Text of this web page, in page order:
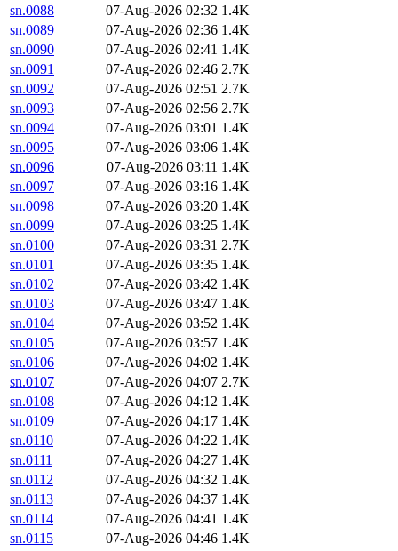
sn.0088
07-Aug-2026 02:32 1.4K
sn.0089
07-Aug-2026 02:36 1.4K
sn.0090
07-Aug-2026 02:41 1.4K
sn.0091
07-Aug-2026 02:46 2.7K
sn.0092
07-Aug-2026 02:51 2.7K
sn.0093
07-Aug-2026 02:56 2.7K
sn.0094
07-Aug-2026 03:01 1.4K
sn.0095
07-Aug-2026 03:06 1.4K
sn.0096
07-Aug-2026 03:11 1.4K
sn.0097
07-Aug-2026 03:16 1.4K
sn.0098
07-Aug-2026 03:20 1.4K
sn.0099
07-Aug-2026 03:25 1.4K
sn.0100
07-Aug-2026 03:31 2.7K
sn.0101
07-Aug-2026 03:35 1.4K
sn.0102
07-Aug-2026 03:42 1.4K
sn.0103
07-Aug-2026 03:47 1.4K
sn.0104
07-Aug-2026 03:52 1.4K
sn.0105
07-Aug-2026 03:57 1.4K
sn.0106
07-Aug-2026 04:02 1.4K
sn.0107
07-Aug-2026 04:07 2.7K
sn.0108
07-Aug-2026 04:12 1.4K
sn.0109
07-Aug-2026 04:17 1.4K
sn.0110
07-Aug-2026 04:22 1.4K
sn.0111
07-Aug-2026 04:27 1.4K
sn.0112
07-Aug-2026 04:32 1.4K
sn.0113
07-Aug-2026 04:37 1.4K
sn.0114
07-Aug-2026 04:41 1.4K
sn.0115
07-Aug-2026 04:46 1.4K